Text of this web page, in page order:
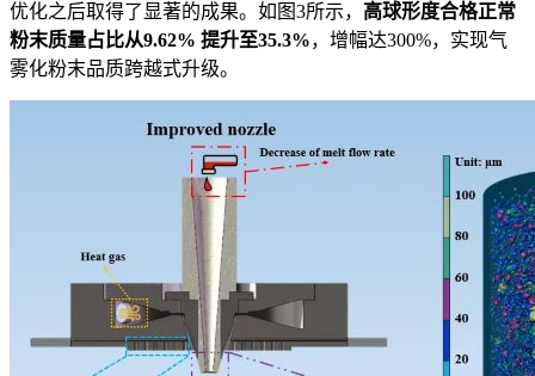
优化之后取得了显著的成果。如图3所示， 高球形度合格正常
粉末质量占比从9.62% 提升至35.3%，增幅达300%，实现气
雾化粉末品质跨越式升级。